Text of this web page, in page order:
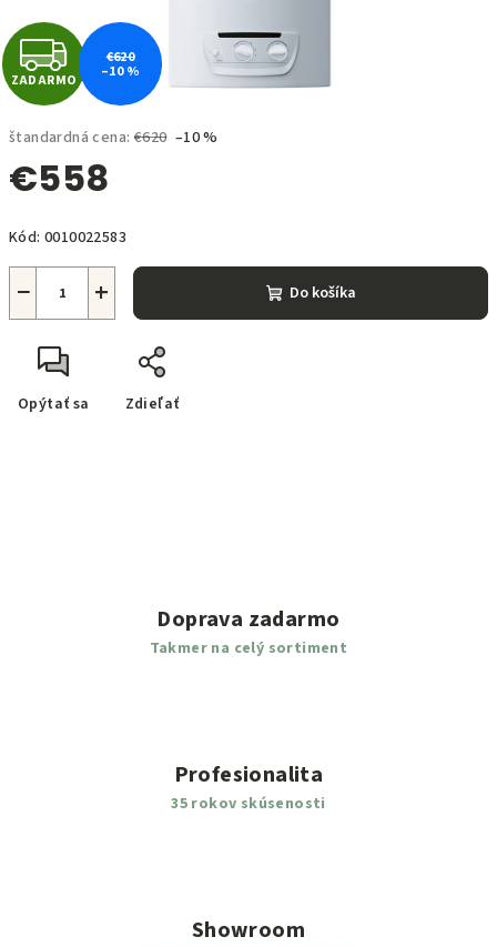
štandardná cena: €620 –10 %
€558
cena:
Kód: 0010022583
+
− Do košíka
Opýtať sa Zdieľať
Z
A
D
A
R
M
O
ZADARMO
€620
–10 %
Doprava zadarmo
Takmer na celý sortiment
Profesionalita
35 rokov skúsenosti
Showroom